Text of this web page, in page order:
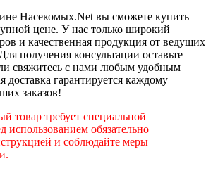
Насекомых.Net вы сможете купить
цене. У нас только широкий
и качественная продукция от ведущих
получения консультации оставьте
свяжитесь с нами любым удобным
доставка гарантируется каждому
заказов!
товар требует специальной
использованием обязательно
и соблюдайте меры